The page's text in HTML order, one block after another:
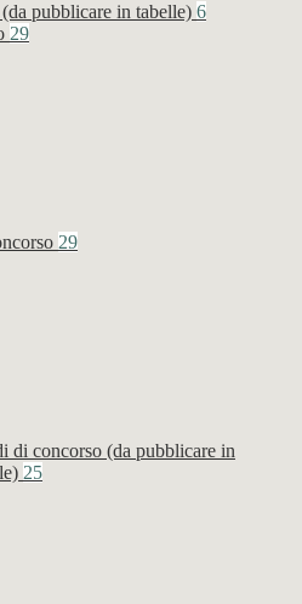
pubblicare in tabelle) 6
29
29
di concorso (da pubblicare in
25